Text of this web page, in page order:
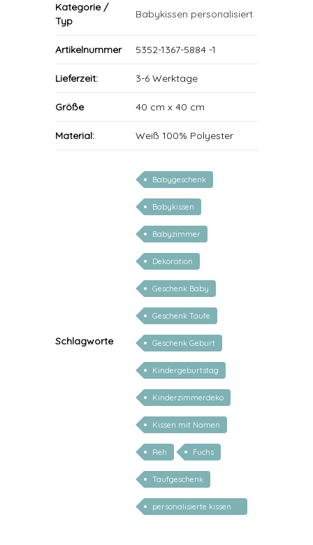
Kategorie /
Typ
Babykissen personalisiert
Artikelnummer 5352-1367-5884 -1
Lieferzeit: 3-6 Werktage
Größe 40 cm x 40 cm
Material: Weiß 100% Polyester
Schlagworte
Babygeschenk
Babykissen
Babyzimmer
Dekoration
Geschenk Baby
Geschenk Taufe
Geschenk Geburt
Kindergeburtstag
Kinderzimmerdeko
Kissen mit Namen
Reh Fuchs
Taufgeschenk
personalisierte kissen